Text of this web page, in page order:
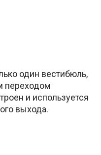
один вестибюль,
переходом
и используется
выхода.